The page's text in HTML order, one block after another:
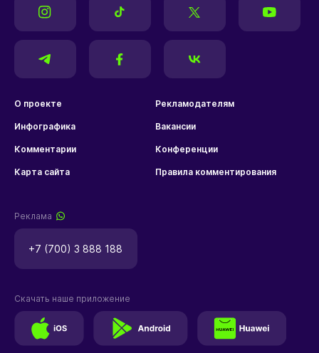
О проекте Рекламодателям
Инфографика Вакансии
Комментарии Конференции
Карта сайта Правила комментирования
Реклама
+7 (700) 3 888 188
Скачать наше приложение